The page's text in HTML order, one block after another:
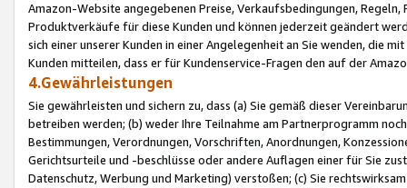
Amazon-Website angegebenen Preise, Verkaufsbedingungen,
Produktverkäufe für diese Kunden und können jederzeit geändert
sich einer unserer Kunden in einer Angelegenheit an Sie wenden, die
Kunden mitteilen, dass er für Kundenservice-Fragen den auf der
4.Gewährleistungen
Sie gewährleisten und sichern zu, dass (a) Sie gemäß dieser
betreiben werden; (b) weder Ihre Teilnahme am Partnerprogramm
Bestimmungen, Verordnungen, Vorschriften, Anordnungen,
Gerichtsurteile und -beschlüsse oder andere Auflagen einer für Sie
Datenschutz, Werbung und Marketing) verstoßen; (c) Sie